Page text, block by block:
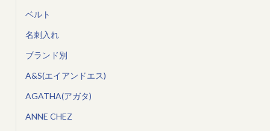
ベルト
名刺入れ
ブランド別
A&S(エイアンドエス)
AGATHA(アガタ)
ANNE CHEZ